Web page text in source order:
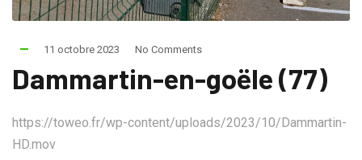
11 octobre 2023 No Comments
Dammartin-en-goële (77)
https://toweo.fr/wp-content/uploads/2023/10/Dammartin-
HD.mov